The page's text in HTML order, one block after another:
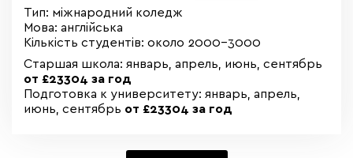
Тип: міжнародний коледж
Мова: англійська
Кількість студентів: около 2000-3000
Старшая школа: январь, апрель, июнь, сентябрь
от £23304 за год
Подготовка к университету: январь, апрель,
июнь, сентябрь от £23304 за год